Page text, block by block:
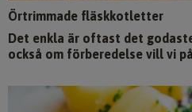
Örtrimmade fläskkotletter
Det enkla är oftast det
också om förberedelse vill vi